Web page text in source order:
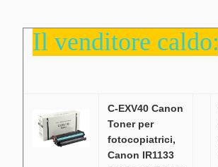
Il venditore caldo:
C-EXV40 Canon
Toner per
fotocopiatrici,
Canon IR1133